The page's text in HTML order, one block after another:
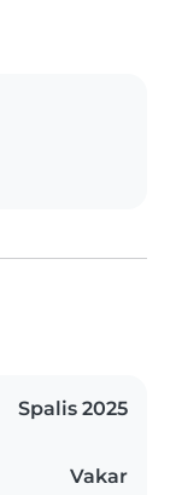
Spalis 2025
Vakar